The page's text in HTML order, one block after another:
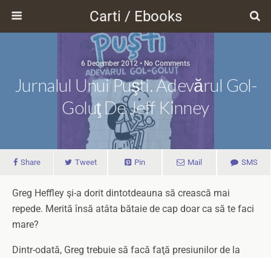
Carti / Ebooks
6 December 2012 • No Comments
Jurnalul Unui Puşti. Adevărul Gol-
Goluţ De Jeff Kinney
Share Tweet Pin Mail SMS
Greg Heffley şi-a dorit dintotdeauna să crească mai
repede. Merită însă atâta bătaie de cap doar ca să te faci
mare?
Dintr-odată, Greg trebuie să facă faţă presiunilor de la